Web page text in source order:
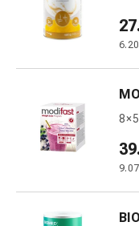
Unreine
Akne
Naturmittel
8 ×